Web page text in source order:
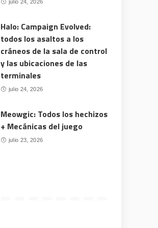
julio 24, 2026
Halo: Campaign Evolved:
todos los asaltos a los
cráneos de la sala de control
y las ubicaciones de las
terminales
julio 24, 2026
Meowgic: Todos los hechizos
+ Mecánicas del juego
julio 23, 2026